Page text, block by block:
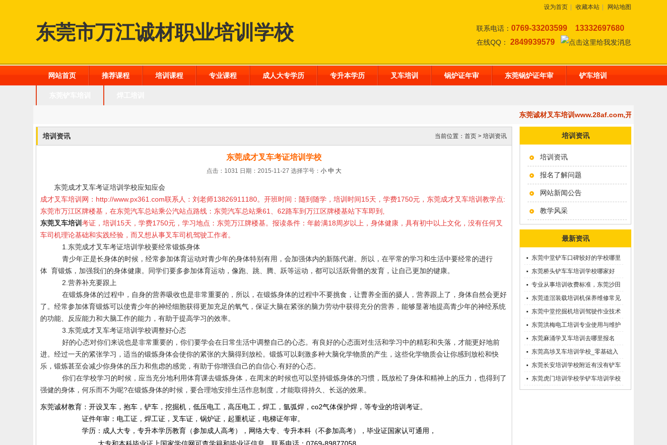
设为首页 收藏本站 网站地图
东莞市万江诚材职业培训学校 联系电话： 0769-33203599 13332697680
在线QQ： 2849939579
网站首页 推荐课程 培训课程 专业课程 成人大专学历 专升本学历 叉车培训 锅炉证年审 东莞锅炉证年审 铲车培训
东莞诚材叉车培训www.28af.com,开设：东莞
培训资讯
培训资讯
报名了解问题
网站新闻公告
教学风采
最新资讯
东莞中堂铲车口碑较好的学校哪里
有？
东莞桥头铲车车培训学校哪家好
呢？推荐一下
专业从事培训收费标准，东莞沙田
优质的学叉车考证价钱
东莞道滘装载培训机保养维修常见
问题等知识大全
东莞中堂挖掘机培训驾驶作业技术
东莞洪梅电工培训专业使用与维护
接触调压噐？
东莞麻涌学叉车培训去哪里报名
东莞高埗叉车培训学校_零基础入
学_随到随学
东莞长安培训学校附近有没有铲车
培训的-
东莞虎门培训学校学铲车培训学校
在哪里_
培训资讯 当前位置： 首页 > 培训资讯
东莞成才叉车考证培训学校
点击：1031 日期：2015-11-27 选择字号： 小 中 大
东莞成才叉车考证培训学校应知应会
成才叉车培训网： http://www.px361.com联系人：刘老师13826911180。开班时间：随到随学，培训时间15天，学费1750元，东莞成才叉车培训教学点:
东莞市万江区牌楼基，在东莞汽车总站乘公汽站点路线：东莞汽车总站乘61 62路车到万江区牌楼基站下车即到
东莞叉车培训 考证，培训 15天，学费1750元，学习地点：东莞万江牌楼基。报读条件：年龄满18周岁以上，身体健康，具有初中以上文化，没有任何叉
车司机理论基础和实践经验，而又想从事叉车司机驾驶工作者。
1. 东莞成才叉车考证培训学校要经常锻炼身体
青少年正是长身体的时候，经常参加体育运动对青少年的身体特别有用，会加强体内的新陈代谢。所以，在平常的学习和生活中要经常的进行
体 育锻炼，加强我们的身体健康。同学们要多参加体育运动，像跑、跳、腾、跃等运动，都可以活跃骨骼的发育，让自己更加的键康。
2. 营养补充要跟上
在锻炼身体的过程中，自身的营养吸收也是非常重要的，所以，在锻炼身体的过程中不要挑食，让曹养全面的摄人，营养跟上了，身体自然会更好
了。经常参加体育锻炼可以使青少年的神经细胞获得更加充足的氧气，保证大脑在紧张的脑力劳动中获得充分的营养，能够显著地提高青少年的神经系统
的功能、反应能力和大脑工作的能力，有助于提高学习的效率。
3. 东莞成才叉车考证培训 学校调整好心态
好的心态对你们来说也是非常重要的，你们要学会在日常生活中调整自己的心态。有良好的心态面对生活和学习中的精彩和失落，才能更好地前
进。经过一天的紧张学习，适当的锻炼身体会使你的紧张的大脑得到放松。锻炼可以刺激多种大脑化学物质的产生，这些化学物质会让你感到放松和快
乐，锻炼甚至会减少你身体的压力和焦虑的感觉，有助于你增强自己的自信心 有好的心态。
你们在学校学习的时候，应当充分地利用体育课去锻炼身体，在周末的时候也可以坚持锻炼身体的习惯，既放松了身体和精神上的压力，也得到了
强健的身体，何乐而不为呢?在锻炼身体的时候，要合理地安排生活作息制度，才能取得持久、长远的效果。
东莞诚材教育：开设叉车，抱车，铲车，挖掘机，低压电工，高压电工，焊工，氩弧焊，co2气体保护焊，等专业的培训考证。
证件年审：电工证，焊工证，叉车证，锅炉证，起重机证，电梯证年审。
学历：成人大专，专升本学历教育（参加成人高考），网络大专、专升本科（不参加高考），毕业证国家认可通用，